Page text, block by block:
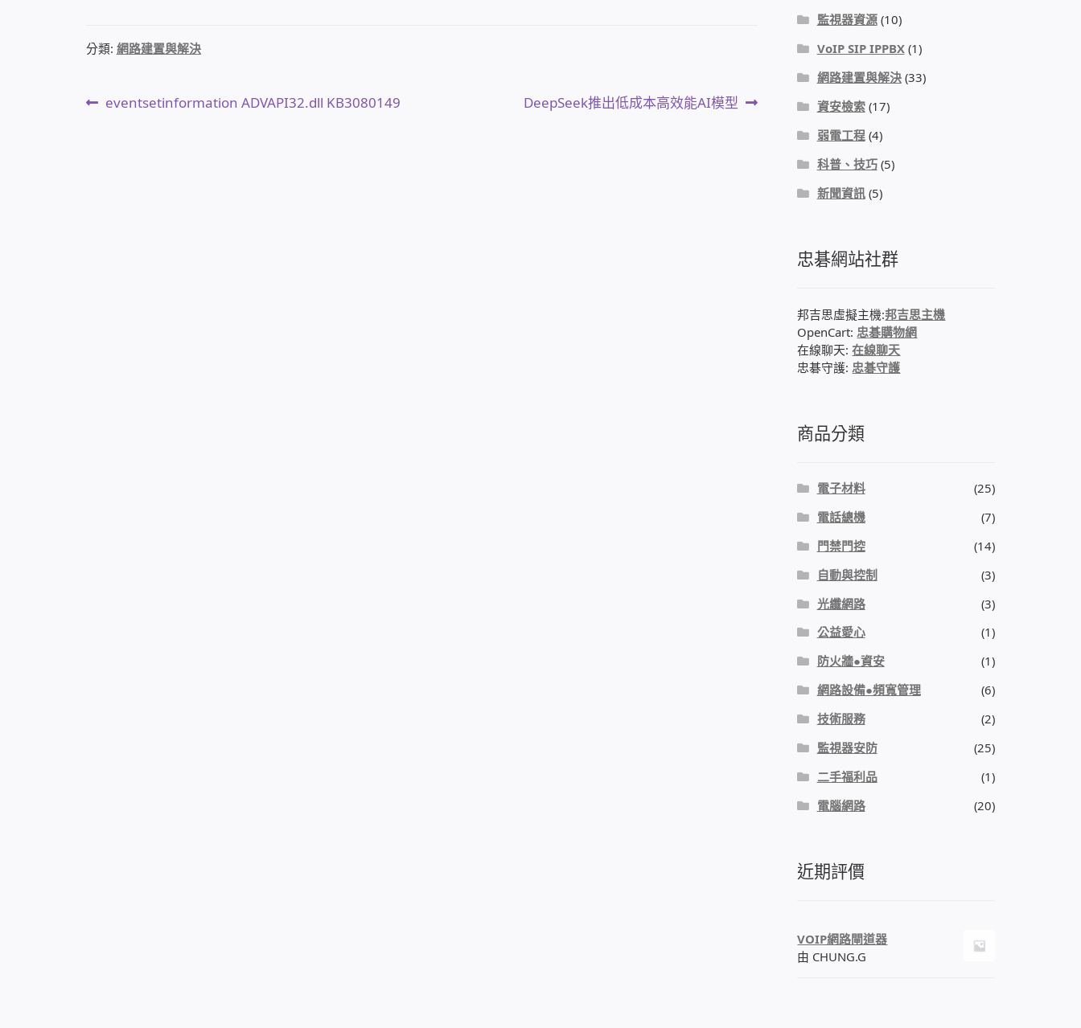
分類: 網路建置與解決
文上
eventsetinformation ADVAPI32.dll KB3080149
下
DeepSeek推出低成本高效能AI模型
監視器資源(10)
VoIP SIP IPPBX(1)
網路建置與解決(33)
資安檢索(17)
弱電工程(4)
科普、技巧(5)
新聞資訊(5)
忠碁網站社群
邦吉思虛擬主機:邦吉思主機
OpenCart: 忠碁購物網
在線聊天:在線聊天
忠碁守護: 忠碁守護
商品分類
電子材料
(25)
電話總機
(7)
門禁門控
(14)
自動與控制
(3)
光纖網路
(3)
公益愛心
(1)
防火牆●資安
(1)
網路設備●頻寬管理
(6)
技術服務
(2)
監視器安防
(25)
二手福利品
(1)
電腦網路
(20)
近期評價
VOIP網路閘道器
由 CHUNG.G